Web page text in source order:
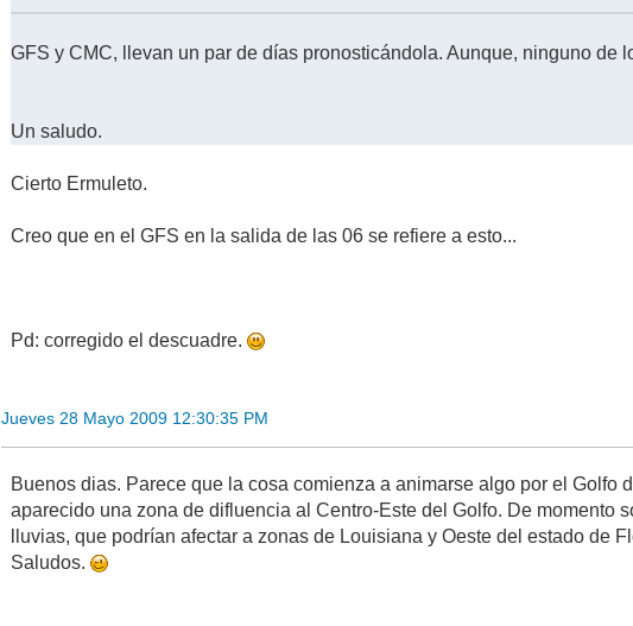
GFS y CMC, llevan un par de días pronosticándola. Aunque, ninguno de
Un saludo.
Cierto Ermuleto.
Creo que en el GFS en la salida de las 06 se refiere a esto...
Pd: corregido el descuadre.
Jueves 28 Mayo 2009 12:30:35 PM
Buenos dias. Parece que la cosa comienza a animarse algo por el
aparecido una zona de difluencia al Centro-Este del Golfo. De momento
lluvias, que podrían afectar a zonas de Louisiana y Oeste del estado de
Saludos.